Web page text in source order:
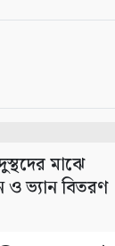
মাঝে
ও ভ্যান বিতরণ